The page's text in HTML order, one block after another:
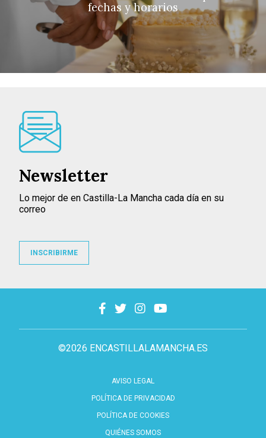
fechas y horarios
©2026 ENCASTILLALAMANCHA.ES
AVISO LEGAL
POLÍTICA DE PRIVACIDAD
POLÍTICA DE COOKIES
QUIÉNES SOMOS
Newsletter
Lo mejor de en Castilla-La Mancha cada día en su
correo
INSCRIBIRME